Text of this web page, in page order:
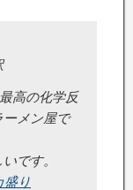
高の化学反
メン屋で
です。
盛り